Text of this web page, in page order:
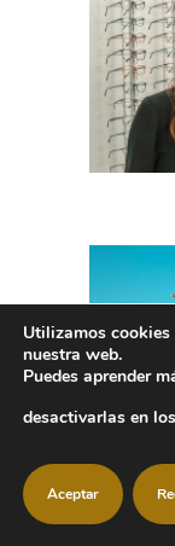
Utilizamos
nuestra web.
Puedes aprender
desactivarlas en los
Aceptar